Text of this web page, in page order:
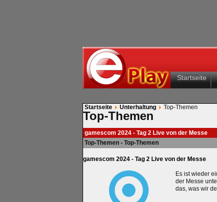
Startseite
Startseite Unterhaltung Top-Themen
Top-Themen
gamescom 2024 - Tag 2 Live von der Messe
Top-Themen - Top-Themen
gamescom 2024 - Tag 2 Live von der Messe
Es ist wieder
der Messe
das, was wir